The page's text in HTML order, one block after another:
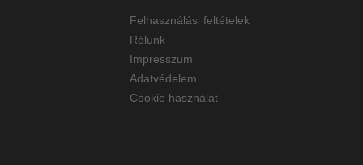
Felhasználási feltételek
Rólunk
Impresszum
Adatvédelem
Cookie használat